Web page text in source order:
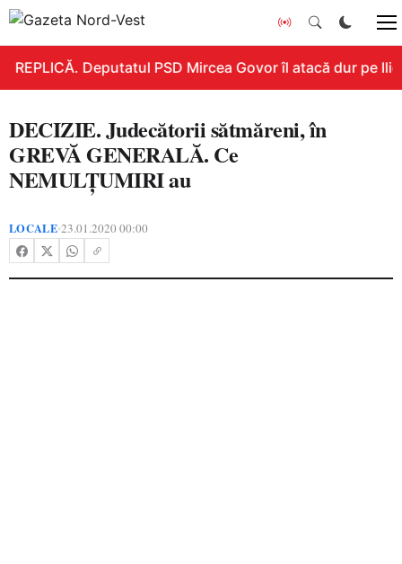
REPLICĂ. Deputatul PSD Mircea Govor îl atacă dur pe
DECIZIE. Judecătorii sătmăreni, în
GREVĂ GENERALĂ. Ce
NEMULȚUMIRI au
LOCALE•23.01.2020 00:00